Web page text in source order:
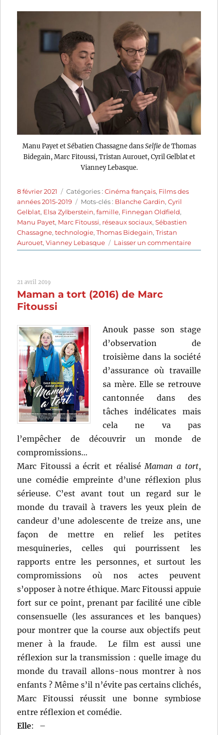
Manu Payet et Sébatien Chassagne dansSelfiede Thomas
Bidegain, Marc Fitoussi, Tristan Aurouet, Cyril Gelblat et
Vianney Lebasque.
Publié
le
8 février 2021 Catégories
Catégories :Cinéma français, Films des
années 2015-2019
Étiquettes
Mots-clés : Blanche Gardin,Cyril
Gelblat, Elsa Zylberstein,famille, Finnegan Oldfield,
Manu Payet, Marc Fitoussi, réseaux sociaux,Sébastien
Chassagne,technologie,Thomas Bidegain,Tristan
Aurouet,Vianney Lebasque Laisser un commentairesur
Selfie
Aurouet,
Cyril
Gelblat
Vianney
21 avril 2019
Maman a tort (2016) de Marc
Fitoussi
Anouk passe son stage
d’observation de
troisième dans la société
d’assurance où travaille
sa mère. Elle se retrouve
cantonnée dans des
tâches indélicates mais
cela ne va pas
l’empêcher de découvrir un monde de
compromissions…
Marc Fitoussi a écrit et réalisé Maman a tort,
une comédie empreinte d’une réflexion plus
sérieuse. C’est avant tout un regard sur le
monde du travail à travers les yeux plein de
candeur d’une adolescente de treize ans, une
façon de mettre en relief les petites
mesquineries, celles qui pourrissent les
rapports entre les personnes, et surtout les
compromissions où nos actes peuvent
s’opposer à notre éthique. Marc Fitoussi appuie
fort sur ce point, prenant par facilité une cible
consensuelle (les assurances et les banques)
pour montrer que la course aux objectifs peut
mener à la fraude. Le film est aussi une
réflexion sur la transmission : quelle image du
monde du travail allons-nous montrer à nos
enfants ? Même s’il n’évite pas certains clichés,
Marc Fitoussi réussit une bonne symbiose
entre réflexion et comédie.
Elle:
–